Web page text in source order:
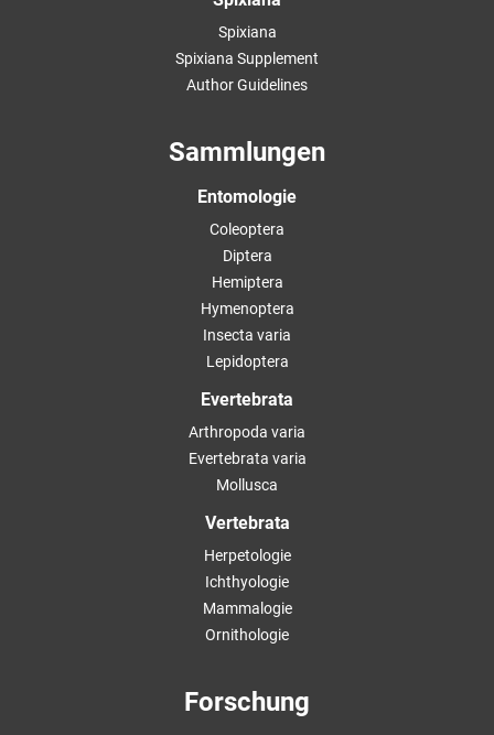
Spixiana
Spixiana Supplement
Author Guidelines
Sammlungen
Entomologie
Coleoptera
Diptera
Hemiptera
Hymenoptera
Insecta varia
Lepidoptera
Evertebrata
Arthropoda varia
Evertebrata varia
Mollusca
Vertebrata
Herpetologie
Ichthyologie
Mammalogie
Ornithologie
Forschung